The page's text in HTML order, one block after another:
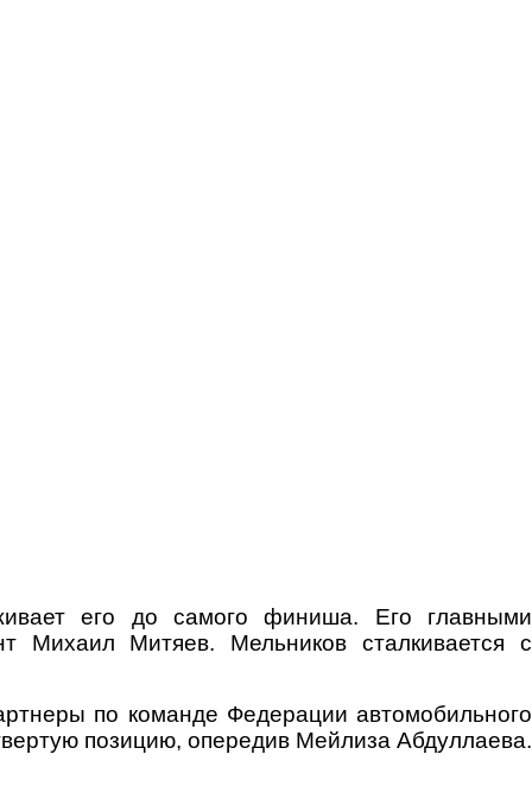
его до самого финиша. Его главными
Михаил Митяев. Мельников сталкивается с
по команде Федерации автомобильного
позицию, опередив Мейлиза Абдуллаева.